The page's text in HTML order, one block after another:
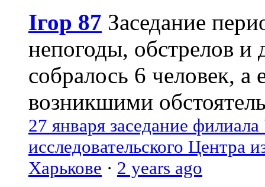
Ігор 87 Заседание
непогоды, обстрелов и
собралось 6 человек, а
возникшими
27 января заседание
исследовательского Центра
Харькове · 2 years ago